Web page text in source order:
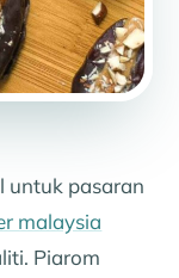
untuk pasaran
malaysia
Piarom